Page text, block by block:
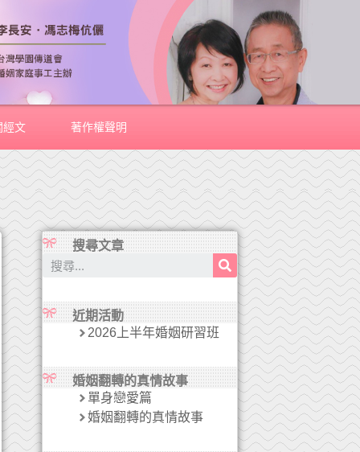
經文 著作權聲明
搜尋文章
近期活動
2026上半年婚姻研習班
婚姻翻轉的真情故事
單身戀愛篇
婚姻翻轉的真情故事